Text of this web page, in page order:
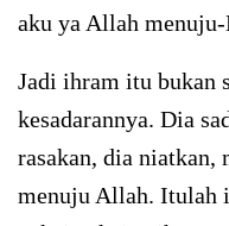
aku ya Allah
Jadi ihram itu bukan
kesadarannya. Dia
rasakan, dia niatkan,
menuju Allah. Itulah